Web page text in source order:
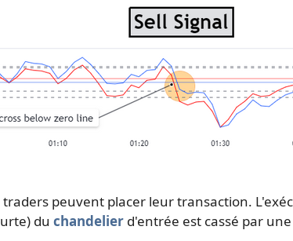
peuvent placer leur transaction.
du chandelier d'entrée est cassé par